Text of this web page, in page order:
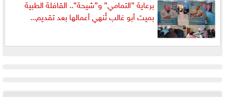
برعاية ”التمامي” و”شيحة”.. القافلة الطبية
بميت أبو غالب تُنهي أعمالها بعد تقديم...